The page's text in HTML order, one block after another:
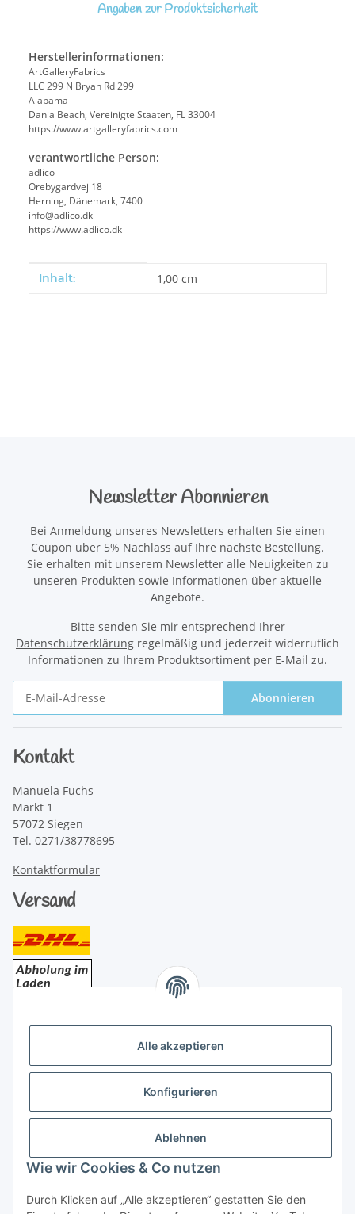
Alle akzeptieren
Konfigurieren
Ablehnen
Wie wir Cookies & Co nutzen
Durch Klicken auf „Alle akzeptieren“ gestatten Sie den
Angaben zur Produktsicherheit
Herstellerinformationen:
ArtGalleryFabrics
LLC 299 N Bryan Rd 299
Alabama
Dania Beach, Vereinigte Staaten, FL 33004
https://www.artgalleryfabrics.com
verantwortliche Person:
adlico
Orebygardvej 18
Herning, Dänemark, 7400
info@adlico.dk
https://www.adlico.dk
Produkteigenschaft
Wert
Inhalt: 1,00 cm
Newsletter Abonnieren
Bei Anmeldung unseres Newsletters erhalten Sie einen
Coupon über 5% Nachlass auf Ihre nächste Bestellung.
Sie erhalten mit unserem Newsletter alle Neuigkeiten zu
unseren Produkten sowie Informationen über aktuelle
Angebote.
Bitte senden Sie mir entsprechend Ihrer
Datenschutzerklärung regelmäßig und jederzeit widerruflich
Informationen zu Ihrem Produktsortiment per E-Mail zu.
Abonnieren
Kontakt
Manuela Fuchs
Markt 1
57072 Siegen
Tel. 0271/38778695
Kontaktformular
Versand
Rechtliches